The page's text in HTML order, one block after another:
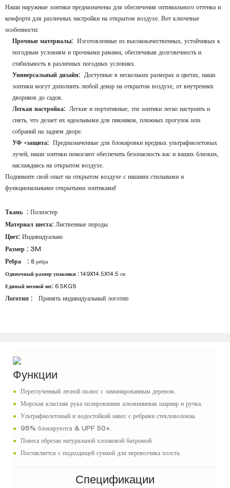
Наши наружные зонтики предназначены для обеспечения оптимального оттенка и
комфорта для различных настройки на открытом воздухе. Вот ключевые
особенности:
Прочные материалы:
Изготовленные из высококачественных, устойчивых к
погодным условиям и прочными рамами, обеспечивая долговечность и
стабильность в различных погодных условиях.
Универсальный дизайн:
Доступные в нескольких размерах и цветах, наши
зонтики могут дополнить любой декор на открытом воздухе, от внутренних
двориков до садов.
Легкая настройка:
Легкие и портативные, эти зонтики легко настроить и
снять, что делает их идеальными для пикников, пляжных прогулок или
собраний на заднем дворе.
УФ -защита:
Предназначенные для блокировки вредных ультрафиолетовых
лучей, наши зонтики помогают обеспечить безопасность вас и ваших близких,
наслаждаясь на открытом воздухе.
Поднимите свой опыт на открытом воздухе с нашими стильными и
функциональными открытыми зонтиками!
Ткань : Полиэстер
Материал шеста: Лиственные породы
Цвет: Индивидуально
Размер : 3M
Ребра : 8 ребра
Одиночный размер упаковки : 149X14.5X14.5 см
Единый весовой вес: 6.5KGS
Логотип : Принять индивидуальный логотип
Функции
●
Переглученный лесной полюс с ламинированным деревом.
●
Морская классная рука полированная алюминиевая шарнир и ручка.
●
Ультрафиолетовый и водостойкий навес с ребрами стекловолокна.
●
98% блокируются & UPF 50+.
●
Повеса обрезан натуральной хлопковой бахромой.
●
Поставляется с подходящей сумкой для перевозчика холста.
Спецификации